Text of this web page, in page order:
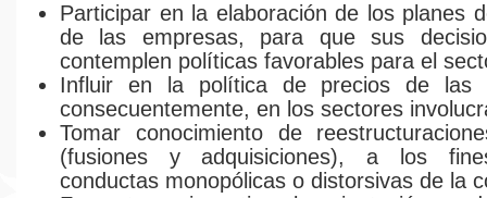
Participar en la elaboración de los planes
de las empresas, para que sus
contemplen políticas favorables para el
Influir en la política de precios de las
consecuentemente, en los sectores
Tomar conocimiento de
(fusiones y adquisiciones), a los
conductas monopólicas o distorsivas de la